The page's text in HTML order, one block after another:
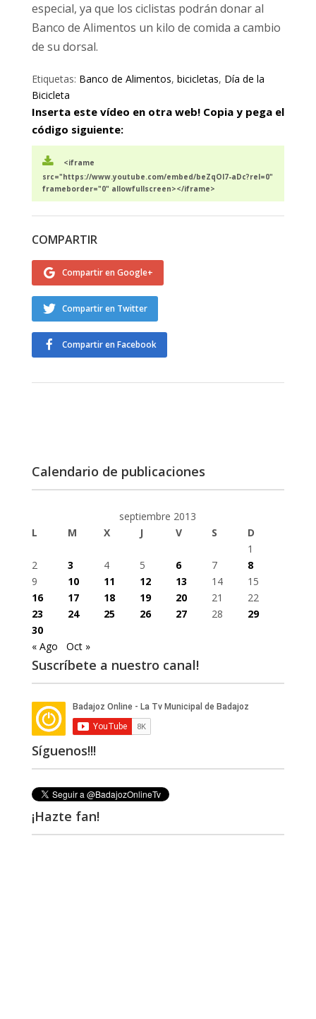
especial, ya que los ciclistas podrán donar al
Banco de Alimentos un kilo de comida a cambio
de su dorsal.
Etiquetas: Banco de Alimentos, bicicletas, Día de la
Bicicleta
Inserta este vídeo en otra web! Copia y pega el
código siguiente:
<iframe
src="https://www.youtube.com/embed/beZqOI7-aDc?rel=0"
frameborder="0" allowfullscreen></iframe>
COMPARTIR
Compartir en Google+
Compartir en Twitter
Compartir en Facebook
Calendario de publicaciones
septiembre 2013
L
M X J V S
D
1
2
3 4 5 6 7
8
9
10 11 12 13 14
15
16
17 18 19 20 21
22
23
24 25 26 27 28
29
30
« Ago
Oct »
Suscríbete a nuestro canal!
Síguenos!!!
¡Hazte fan!